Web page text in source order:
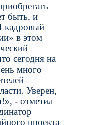
быть, и
кадровый
в этом
сегодня на
много
Уверен,
- отметил
проекта